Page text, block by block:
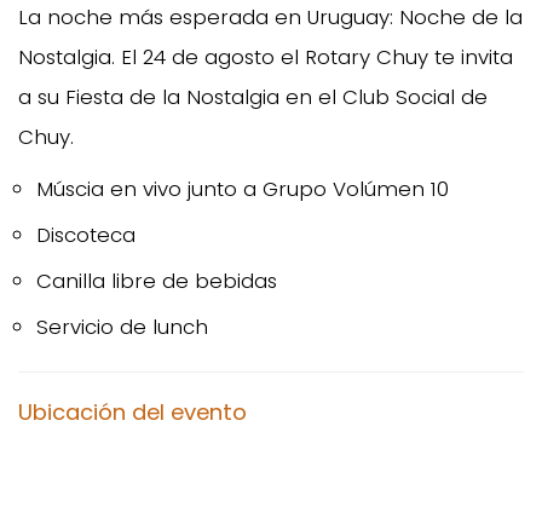
La noche más esperada en Uruguay: Noche de la
Nostalgia. El 24 de agosto el Rotary Chuy te invita
a su Fiesta de la Nostalgia en el Club Social de
Chuy.
Múscia en vivo junto a Grupo Volúmen 10
Discoteca
Canilla libre de bebidas
Servicio de lunch
Ubicación del evento